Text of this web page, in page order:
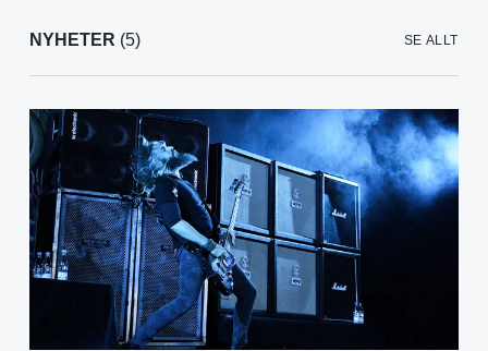
NYHETER (5) SE ALLT